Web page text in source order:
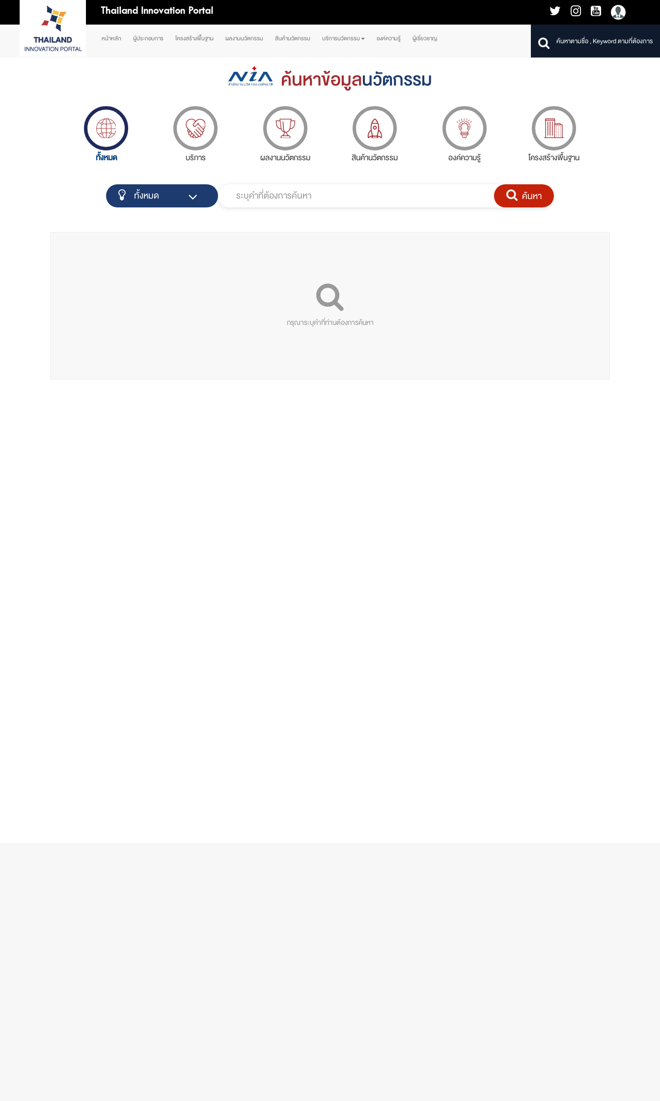
Thailand Innovation Portal
หน้าหลัก ผู้ประกอบการ โครงสร้างพื้นฐาน ผลงานนวัตกรรม สินค้านวัตกรรม บริการนวัตกรรม องค์ความรู้ ผู้เชี่ยวชาญ
ค้นหาข้อมูลนวัตกรรม
ทั้งหมด บริการ ผลงานนวัตกรรม สินค้านวัตกรรม องค์ความรู้ โครงสร้างพื้นฐาน
ทั้งหมด ค้นหา
กรุณาระบุคำที่ท่านต้องการค้นหา